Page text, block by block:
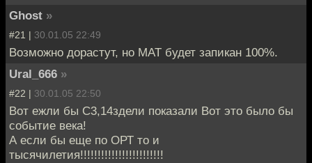
Ghost »
#21 | 30.01.05 22:49
Возможно дорастут, но МАТ будет запикан 100%.
Ural_666 »
#22 | 30.01.05 22:50
Вот ежли бы С3,14здели показали Вот это было бы
событие века!
А если бы еще по ОРТ то и
тысячилетия!!!!!!!!!!!!!!!!!!!!!!!!